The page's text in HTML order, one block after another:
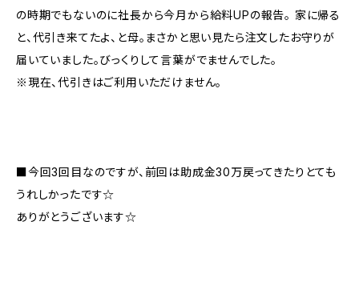
の時期でもないのに社長から今月から給料UPの報告。 家に帰る
と、代引き来てたよ、と母。まさかと思い見たら注文したお守りが
届いていました。びっくりして言葉がでませんでした。
※現在、代引きはご利用いただけません。
■今回3回目なのですが、前回は助成金30万戻ってきたりとても
うれしかったです☆
ありがとうございます☆